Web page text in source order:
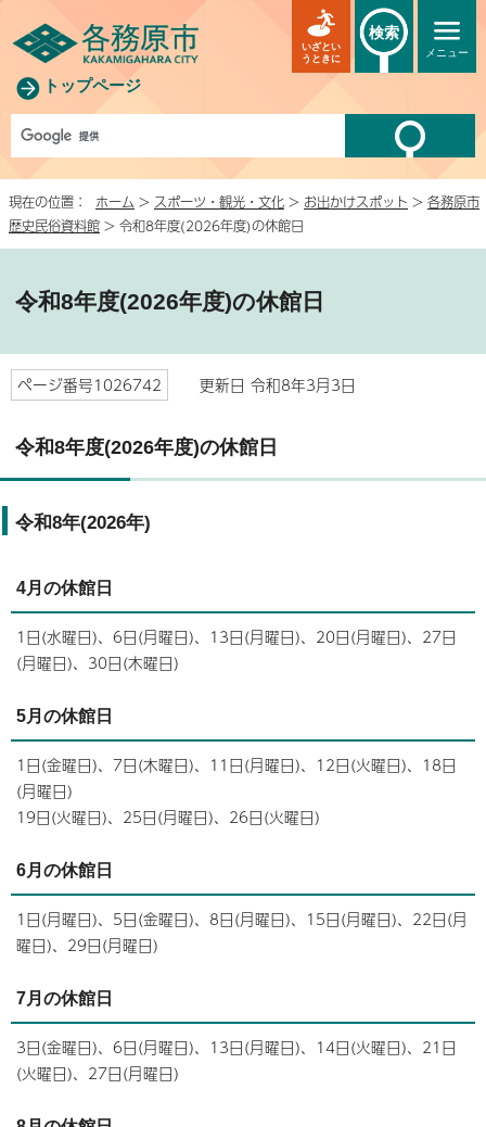
トップページ
メニュー
いざとい
うときに
検索
現在の位置： ホーム > スポーツ・観光・文化 > お出かけスポット > 各務原市
歴史民俗資料館 > 令和8年度(2026年度)の休館日
令和8年度(2026年度)の休館日
ページ番号1026742 更新日 令和8年3月3日
令和8年度(2026年度)の休館日
令和8年(2026年)
4月の休館日
1日(水曜日)、6日(月曜日)、13日(月曜日)、20日(月曜日)、27日
(月曜日)、30日(木曜日)
5月の休館日
1日(金曜日)、7日(木曜日)、11日(月曜日)、12日(火曜日)、18日
(月曜日)
19日(火曜日)、25日(月曜日)、26日(火曜日)
6月の休館日
1日(月曜日)、5日(金曜日)、8日(月曜日)、15日(月曜日)、22日(月
曜日)、29日(月曜日)
7月の休館日
3日(金曜日)、6日(月曜日)、13日(月曜日)、14日(火曜日)、21日
(火曜日)、27日(月曜日)